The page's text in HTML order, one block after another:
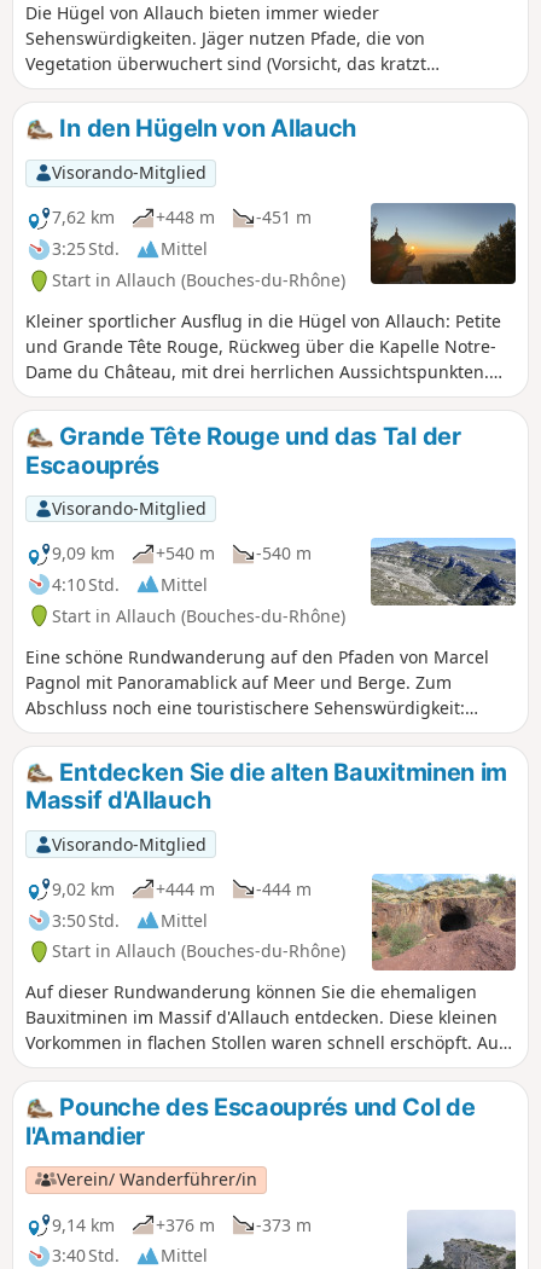
Die Hügel von Allauch bieten immer wieder
Sehenswürdigkeiten. Jäger nutzen Pfade, die von
Vegetation überwuchert sind (Vorsicht, das kratzt
ziemlich...). Die Höhlen sind Rätsel, insbesondere die Höhle
„Étoile” (sehr langer Gang). Wie immer lohnt sich der
Aufstieg zur Grande Tête Rouge wegen der Aussicht auf
Marseille. Der Weg durch das Bachbett ist sehr angenehm
und in diesem Abschnitt gut begehbar. Entlang der
gesamten Strecke gibt es Quellen zu entdecken.
In den Hügeln von Allauch
Visorando-Mitglied
7,62 km
+448 m
-451 m
3:25 Std.
Mittel
Start in Allauch (Bouches-du-Rhône)
Kleiner sportlicher Ausflug in die Hügel von Allauch: Petite
und Grande Tête Rouge, Rückweg über die Kapelle Notre-
Dame du Château, mit drei herrlichen Aussichtspunkten.
Zum Abschluss ein kurzer Spaziergang durch das Dorf
Allauch.Grande Tête Rouge und das Tal der
Escaouprés
Visorando-Mitglied
9,09 km
+540 m
-540 m
4:10 Std.
Mittel
Start in Allauch (Bouches-du-Rhône)
Eine schöne Rundwanderung auf den Pfaden von Marcel
Pagnol mit Panoramablick auf Meer und Berge. Zum
Abschluss noch eine touristischere Sehenswürdigkeit:
Allauch und seine kleine Kapelle „Notre-Dame du Château“.
Entdecken Sie die alten Bauxitminen im
Massif d'Allauch
Visorando-Mitglied
9,02 km
+444 m
-444 m
3:50 Std.
Mittel
Start in Allauch (Bouches-du-Rhône)
Auf dieser Rundwanderung können Sie die ehemaligen
Bauxitminen im Massif d'Allauch entdecken. Diese kleinen
Vorkommen in flachen Stollen waren schnell erschöpft. Aus
Sicherheitsgründen ist der Eingang zu einigen Stollen
durch Gitter und Schutt versperrt. Überreste dieser
Bergwerke sind noch sichtbar. Auf dieser Tour können Sie
auch die Baumes des Pestiférés, die Quelle Pichoun Ome,
die Tête Ronde und die Grande Tête Rouge entdecken.
Pounche des Escaouprés und Col de
l'Amandier
Verein/ Wanderführer/in
9,14 km
+376 m
-373 m
3:40 Std.
Mittel